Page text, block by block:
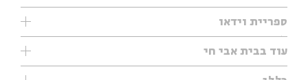
אנגלית
מיוחדים
ספריית וידאו
עיון
עוד בבית אבי חי